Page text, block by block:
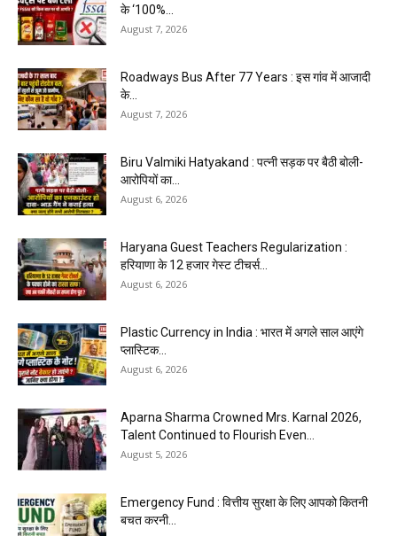
के ‘100%...
August 7, 2026
Roadways Bus After 77 Years : इस गांव में आजादी
के...
August 7, 2026
Biru Valmiki Hatyakand : पत्नी सड़क पर बैठी बोली-
आरोपियों का...
August 6, 2026
Haryana Guest Teachers Regularization :
हरियाणा के 12 हजार गेस्ट टीचर्स...
August 6, 2026
Plastic Currency in India : भारत में अगले साल आएंगे
प्लास्टिक...
August 6, 2026
Aparna Sharma Crowned Mrs. Karnal 2026,
Talent Continued to Flourish Even...
August 5, 2026
Emergency Fund : वित्तीय सुरक्षा के लिए आपको कितनी
बचत करनी...